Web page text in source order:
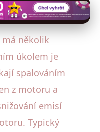
několik
úkolem je
spalováním
z motoru a
emisí
Typický